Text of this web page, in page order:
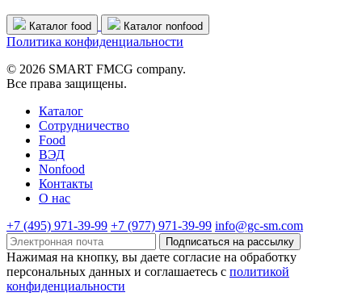
Каталог food Каталог nonfood
Политика конфиденциальности
© 2026 SMART FMCG company.
Все права защищены.
Каталог
Cотрудничество
Food
ВЭД
Nonfood
Контакты
О нас
+7 (495) 971-39-99 +7 (977) 971-39-99 info@gc-sm.com
Подписаться на рассылку
Нажимая на кнопку, вы даете согласие на обработку
персональных данных и соглашаетесь c политикой
конфиденциальности